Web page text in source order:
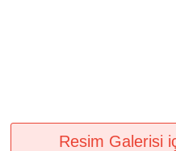
Resim Galerisi